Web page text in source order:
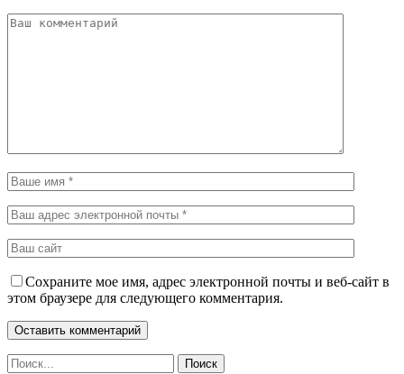
Сохраните мое имя, адрес электронной почты и веб-сайт в
этом браузере для следующего комментария.